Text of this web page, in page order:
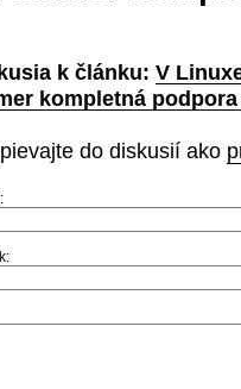
k článku: V
kompletná
do diskusií ako